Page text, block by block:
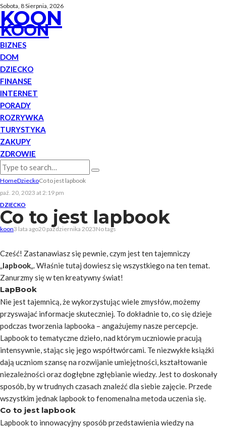
Sobota, 8 Sierpnia, 2026
KOON
KOON
BIZNES
DOM
DZIECKO
FINANSE
INTERNET
PORADY
ROZRYWKA
TURYSTYKA
ZAKUPY
ZDROWIE
HomeDzieckoCo to jest lapbook
paź. 20, 2023 at 2:19 pm
DZIECKO
Co to jest lapbook
koon3 lata ago20 października 2023No tags
Cześć! Zastanawiasz się pewnie, czym jest ten tajemniczy
„lapbook„. Właśnie tutaj dowiesz się wszystkiego na ten temat.
Zanurzmy się w ten kreatywny świat!
LapBook
Nie jest tajemnicą, że wykorzystując wiele zmysłów, możemy
przyswajać informacje skuteczniej. To dokładnie to, co się dzieje
podczas tworzenia lapbooka – angażujemy nasze percepcje.
Lapbook to tematyczne dzieło, nad którym uczniowie pracują
intensywnie, stając się jego współtwórcami. Te niezwykłe książki
dają uczniom szansę na rozwijanie umiejętności, kształtowanie
niezależności oraz dogłębne zgłębianie wiedzy. Jest to doskonały
sposób, by w trudnych czasach znaleźć dla siebie zajęcie. Przede
wszystkim jednak lapbook to fenomenalna metoda uczenia się.
Co to jest lapbook
Lapbook to innowacyjny sposób przedstawienia wiedzy na